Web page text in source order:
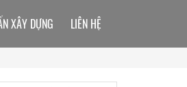
XÂY DỰNG LIÊN HỆ